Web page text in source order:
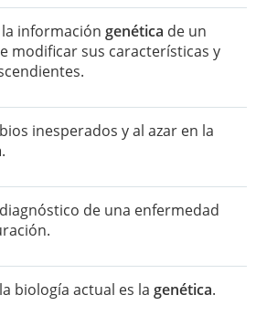
información genética de un
modificar sus características y
inesperados y al azar en la
.
de una enfermedad
biología actual es la genética.